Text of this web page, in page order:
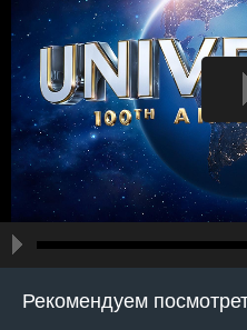
Рекомендуем